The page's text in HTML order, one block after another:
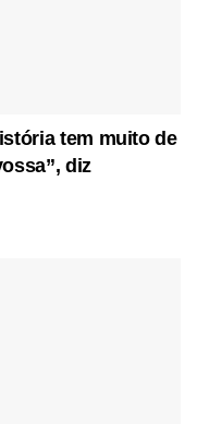
tem muito de
diz